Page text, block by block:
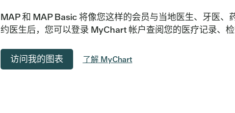
MAP 和 MAP Basic 将像您这样的会员与当地医生、牙医
约医生后，您可以登录 MyChart 帐户查阅您的医疗记录、检
访问我的图表 了解 MyChart